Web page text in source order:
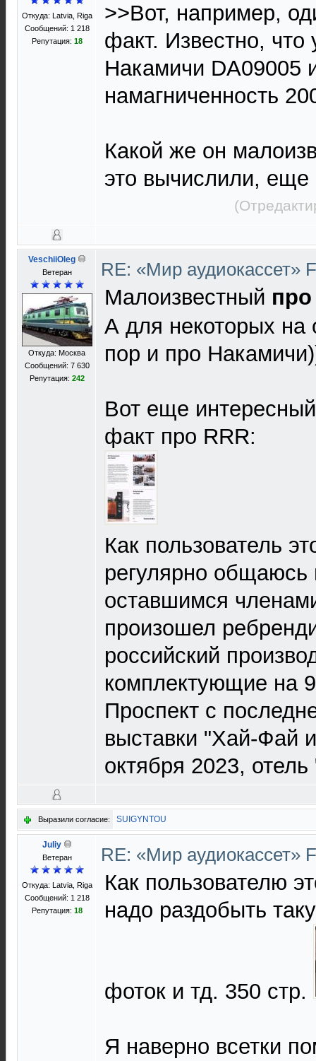
Откуда: Latvia, Riga
Сообщений: 1 218
Репутация: 18
>>Вот, например,
факт. Известно, что
Накамичи DA09005
намагниченность
Какой же он
это вычислили, еще
VeschiiOleg
Ветеран
Откуда: Москва
Сообщений: 7 630
Репутация: 242
RE: «Мир аудиокассет»
Малоизвестный
А для некоторых на
пор и про
Вот еще
факт про RRR:
Как пользователь
регулярно общаюсь
оставшимся
произошел
российский
комплектующие на
Проспект с
выставки "Хай-Фай
октября 2023,
Выразили согласие: SUIGYNTOU
Juliy
Ветеран
Откуда: Latvia, Riga
Сообщений: 1 218
Репутация: 18
RE: «Мир аудиокассет»
Как пользователю
надо раздобыть
фоток и тд. 350 стр.
Я наверно всетки